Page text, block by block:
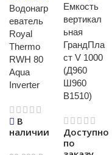
Водонагр
еватель
Royal
Thermo
RWH 80
Aqua
Inverter
В
наличии
Емкость
вертикал
ьная
ГрандПла
ст V 1000
(Д960
Ш960
В1510)
Доступно
по